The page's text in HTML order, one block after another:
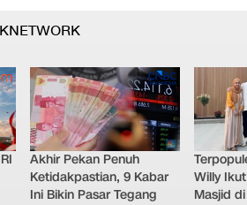
Akhir Pekan Penuh
Ketidakpastian, 9 Kabar
Ini Bikin Pasar Tegang
Willy
Masjid